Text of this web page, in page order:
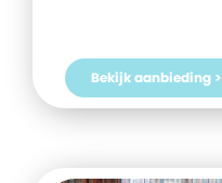
Bekijk aanbieding >